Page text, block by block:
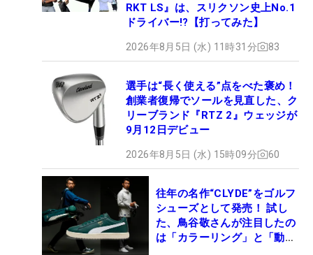
RKT LS』は、スリクソン史上No.1
ドライバー!?【打ってみた】
2026年8月5日 (水) 11時31分 83
選手は“長く使える”点をべた褒め！
創業者復帰でソールを見直した、ク
リーブランド『RTZ 2』ウェッジが
9月12日デビュー
2026年8月5日 (水) 15時09分 60
往年の名作“CLYDE”をゴルフ
シューズとして発売！ 試し
た、鳥谷敬さんが注目したの
は「カラーリング」と「動き